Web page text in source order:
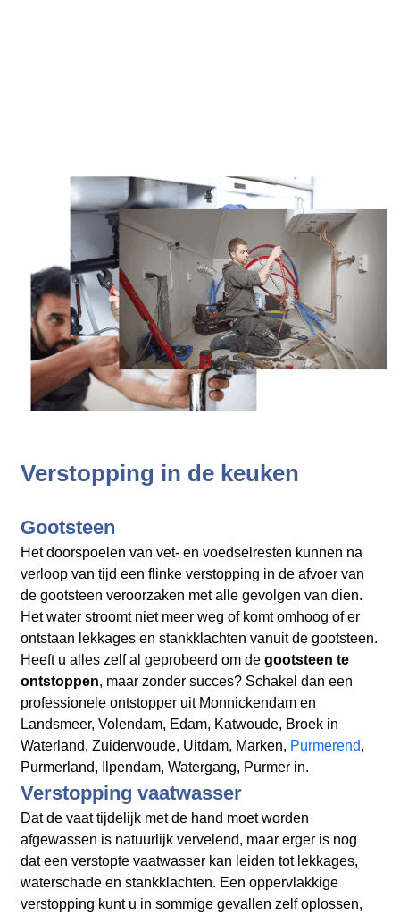
Verstopping in de keuken
Gootsteen
Het doorspoelen van vet- en voedselresten kunnen na
verloop van tijd een flinke verstopping in de afvoer van
de gootsteen veroorzaken met alle gevolgen van dien.
Het water stroomt niet meer weg of komt omhoog of er
ontstaan lekkages en stankklachten vanuit de gootsteen.
Heeft u alles zelf al geprobeerd om de gootsteen te
ontstoppen, maar zonder succes? Schakel dan een
professionele ontstopper uit Monnickendam en
Landsmeer, Volendam, Edam, Katwoude, Broek in
Waterland, Zuiderwoude, Uitdam, Marken, Purmerend,
Purmerland, Ilpendam, Watergang, Purmer in.
Verstopping vaatwasser
Dat de vaat tijdelijk met de hand moet worden
afgewassen is natuurlijk vervelend, maar erger is nog
dat een verstopte vaatwasser kan leiden tot lekkages,
waterschade en stankklachten. Een oppervlakkige
verstopping kunt u in sommige gevallen zelf oplossen,